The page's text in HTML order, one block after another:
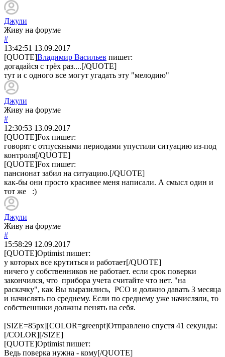
Джули
Живу на форуме
#
13:42:51 13.09.2017
[QUOTE]Владимир Васильев пишет:
догадайся с трёх раз....[/QUOTE]
тут и с одного все могут угадать эту "мелодию"
Джули
Живу на форуме
#
12:30:53 13.09.2017
[QUOTE]Fox пишет:
говорят с отпускными периодами упустили ситуацию из-под
контроля[/QUOTE]
[QUOTE]Fox пишет:
пансионат забил на ситуацию.[/QUOTE]
как-бы они просто красивее меня написали. А смысл один и
тот же :)
Джули
Живу на форуме
#
15:58:29 12.09.2017
[QUOTE]Optimist пишет:
у которых все крутиться и работает[/QUOTE]
ничего у собственников не работает. если срок поверки
закончился, что прибора учета считайте что нет. "на
раскачку", как Вы выразились, РСО и должно давать 3 месяца
и начислять по среднему. Если по среднему уже начисляли, то
собственники должны пенять на себя.
[SIZE=85px][COLOR=greenpt]Отправлено спустя 41 секунды:
[/COLOR][/SIZE]
[QUOTE]Optimist пишет:
Ведь поверка нужна - кому[/QUOTE]